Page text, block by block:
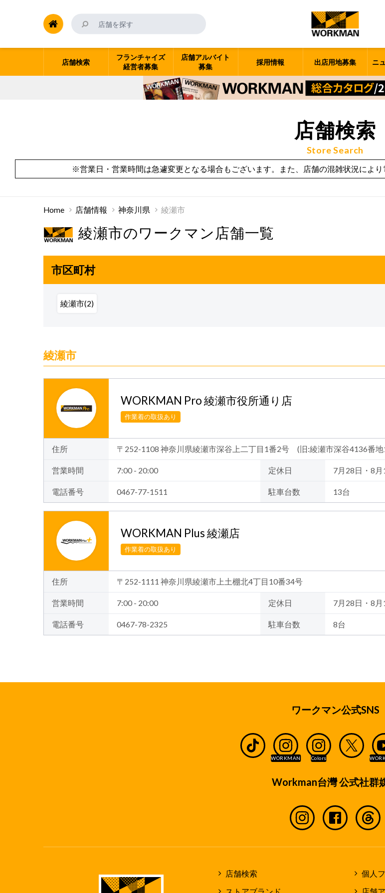
フランチャイズ
経営者募集
店舗検索
店舗アルバイト
募集
採用情報 出店用地募集 ニ
店舗検索
Store Search
※営業日・営業時間は急遽変更となる場合もございます。また、店舗の混雑状況によ
Home 店舗情報 神奈川県 綾瀬市
綾瀬市のワークマン店舗一覧
市区町村
綾瀬市(2)
綾瀬市
WORKMAN Pro 綾瀬市役所通り店
作業着の取扱あり
住所 〒252-1108 神奈川県綾瀬市深谷上二丁目1番2号 (旧:綾瀬市深谷4136番地
営業時間 7:00 - 20:00 定休日 7月28日・8
電話番号 0467-77-1511 駐車台数 13台
WORKMAN Plus 綾瀬店
作業着の取扱あり
住所 〒252-1111 神奈川県綾瀬市上土棚北4丁目10番34号
営業時間 7:00 - 20:00 定休日 7月28日・8
電話番号 0467-78-2325 駐車台数 8台
ワークマン公式SNS
Workman台灣 公式社群
店舗検索
個人